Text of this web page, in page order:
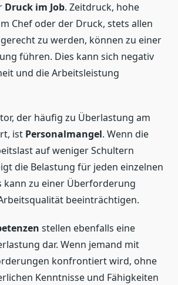
Druck im Job. Zeitdruck, hohe
Chef oder der Druck, stets allen
zu werden, können zu einer
führen. Dies kann sich negativ
und die Arbeitsleistung
der häufig zu Überlastung am
ist Personalmangel. Wenn die
auf weniger Schultern
die Belastung für jeden einzelnen
kann zu einer Überforderung
beeinträchtigen.
stellen ebenfalls eine
dar. Wenn jemand mit
konfrontiert wird, ohne
Kenntnisse und Fähigkeiten